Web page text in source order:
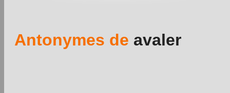
Antonymes de avaler